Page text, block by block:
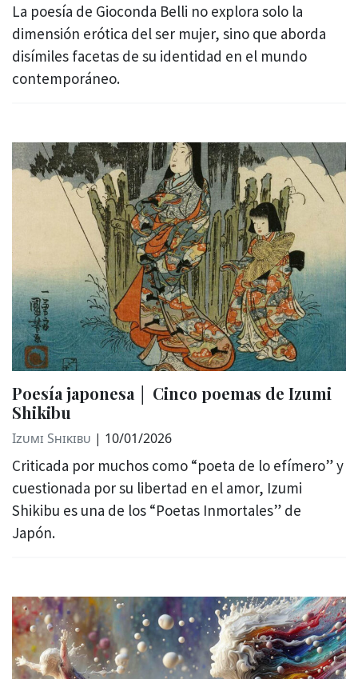
La poesía de Gioconda Belli no explora solo la
dimensión erótica del ser mujer, sino que aborda
disímiles facetas de su identidad en el mundo
contemporáneo.
Poesía japonesa │ Cinco poemas de Izumi
Shikibu
Izumi Shikibu | 10/01/2026
Criticada por muchos como “poeta de lo efímero” y
cuestionada por su libertad en el amor, Izumi
Shikibu es una de los “Poetas Inmortales” de
Japón.